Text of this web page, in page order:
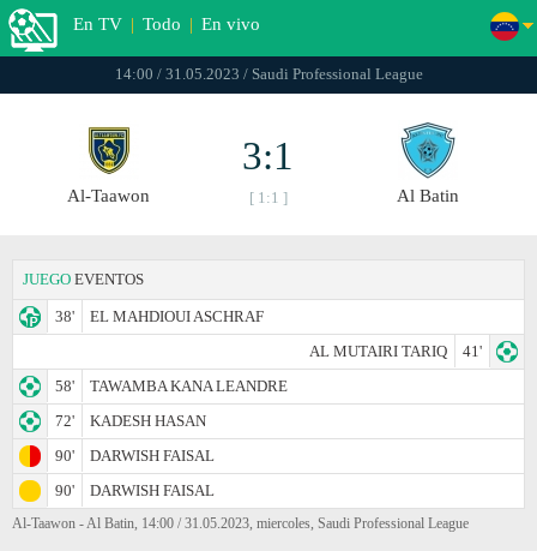
En TV | Todo | En vivo
14:00 / 31.05.2023 / Saudi Professional League
Al-Taawon
3:1
[ 1:1 ] Al Batin
JUEGO EVENTOS
38'
EL MAHDIOUI ASCHRAF
AL MUTAIRI TARIQ
41'
58'
TAWAMBA KANA LEANDRE
72'
KADESH HASAN
90'
DARWISH FAISAL
90'
DARWISH FAISAL
Al-Taawon - Al Batin, 14:00 / 31.05.2023, miercoles, Saudi Professional League